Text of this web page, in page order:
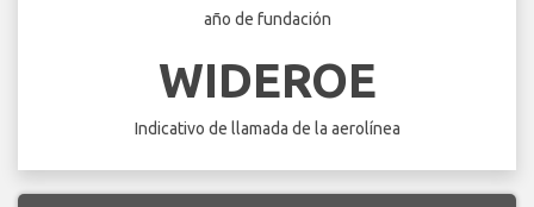
año de fundación
WIDEROE
Indicativo de llamada de la aerolínea